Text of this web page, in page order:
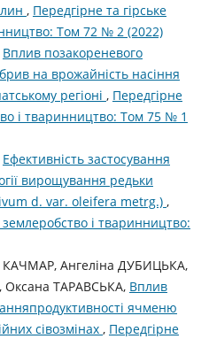
, Передгірне та гірське
Том 72 № 2 (2022)
Вплив позакореневого
на врожайність насіння
регіоні , Передгірне
і тваринництво: Том 75 № 1
Ефективність застосування
вирощування редьки
d. var. oleifera metrg.) ,
землеробство і тваринництво:
Ангеліна ДУБИЦЬКА,
ТАРАВСЬКА, Вплив
ячменю
сівозмінах , Передгірне